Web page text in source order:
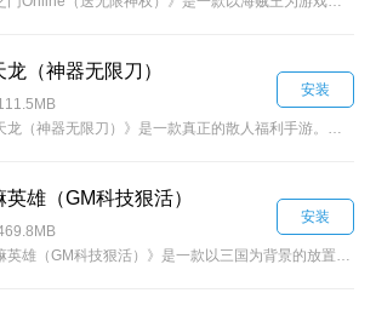
龙（神器无限刀）
安装
英雄（GM科技狠活）
安装